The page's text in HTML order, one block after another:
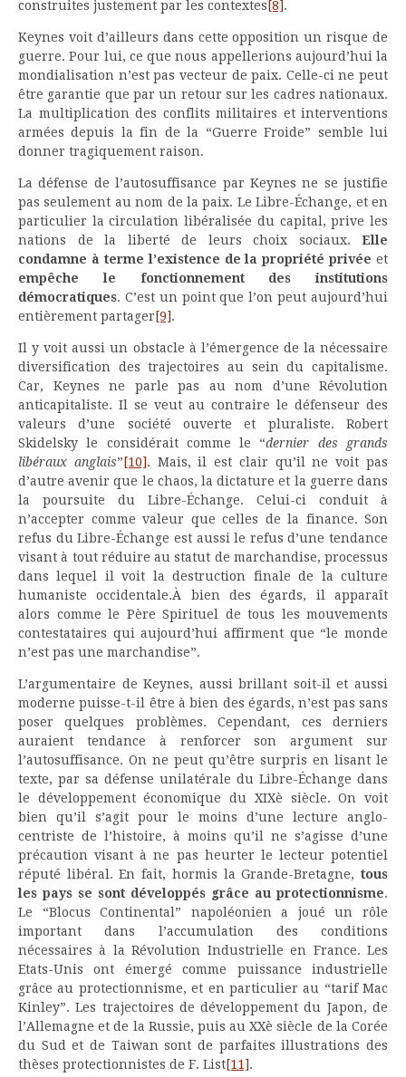
construites justement par les contextes [8].
Keynes voit d’ailleurs dans cette opposition un risque de
guerre. Pour lui, ce que nous appellerions aujourd’hui la
mondialisation n’est pas vecteur de paix. Celle-ci ne peut
être garantie que par un retour sur les cadres nationaux.
La multiplication des conflits militaires et interventions
armées depuis la fin de la “Guerre Froide” semble lui
donner tragiquement raison.
La défense de l’autosuffisance par Keynes ne se justifie
pas seulement au nom de la paix. Le Libre-Échange, et en
particulier la circulation libéralisée du capital, prive les
nations de la liberté de leurs choix sociaux. Elle
condamne à terme l’existence de la propriété privée et
empêche le fonctionnement des institutions
démocratiques. C’est un point que l’on peut aujourd’hui
entièrement partager [9].
Il y voit aussi un obstacle à l’émergence de la nécessaire
diversification des trajectoires au sein du capitalisme.
Car, Keynes ne parle pas au nom d’une Révolution
anticapitaliste. Il se veut au contraire le défenseur des
valeurs d’une société ouverte et pluraliste. Robert
Skidelsky le considérait comme le “dernier des grands
libéraux anglais” [10]. Mais, il est clair qu’il ne voit pas
d’autre avenir que le chaos, la dictature et la guerre dans
la poursuite du Libre-Échange. Celui-ci conduit à
n’accepter comme valeur que celles de la finance. Son
refus du Libre-Échange est aussi le refus d’une tendance
visant à tout réduire au statut de marchandise, processus
dans lequel il voit la destruction finale de la culture
humaniste occidentale.À bien des égards, il apparaît
alors comme le Père Spirituel de tous les mouvements
contestataires qui aujourd’hui affirment que “le monde
n’est pas une marchandise”.
L’argumentaire de Keynes, aussi brillant soit-il et aussi
moderne puisse-t-il être à bien des égards, n’est pas sans
poser quelques problèmes. Cependant, ces derniers
auraient tendance à renforcer son argument sur
l’autosuffisance. On ne peut qu’être surpris en lisant le
texte, par sa défense unilatérale du Libre-Échange dans
le développement économique du XIXè siècle. On voit
bien qu’il s’agit pour le moins d’une lecture anglo-
centriste de l’histoire, à moins qu’il ne s’agisse d’une
précaution visant à ne pas heurter le lecteur potentiel
réputé libéral. En fait, hormis la Grande-Bretagne, tous
les pays se sont développés grâce au protectionnisme.
Le “Blocus Continental” napoléonien a joué un rôle
important dans l’accumulation des conditions
nécessaires à la Révolution Industrielle en France. Les
Etats-Unis ont émergé comme puissance industrielle
grâce au protectionnisme, et en particulier au “tarif Mac
Kinley”. Les trajectoires de développement du Japon, de
l’Allemagne et de la Russie, puis au XXè siècle de la Corée
du Sud et de Taiwan sont de parfaites illustrations des
thèses protectionnistes de F. List[11].